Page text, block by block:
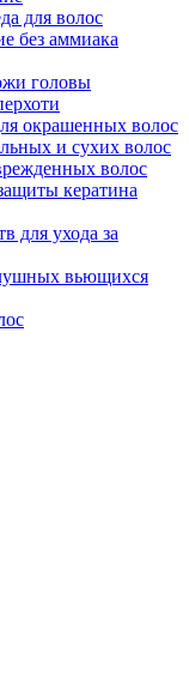
для волос
без аммиака
головы
окрашенных волос
и сухих волос
волос
кератина
для ухода за
вьющихся